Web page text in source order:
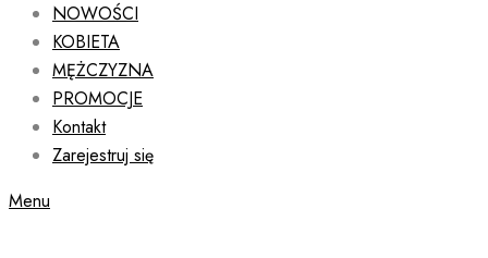
NOWOŚCI
KOBIETA
MĘŻCZYZNA
PROMOCJE
Kontakt
Zarejestruj się
Menu